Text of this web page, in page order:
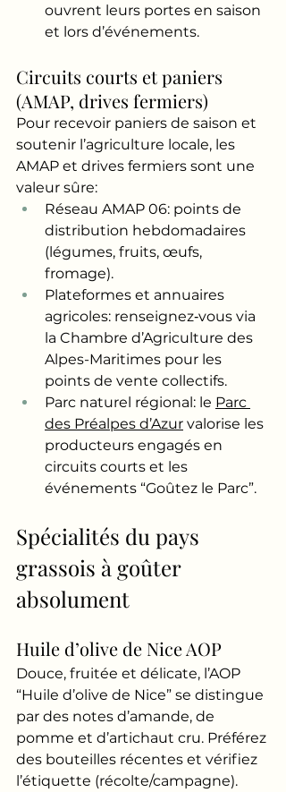
ouvrent leurs portes en saison
et lors d’événements.
Circuits courts et paniers
(AMAP, drives fermiers)
Pour recevoir paniers de saison et
soutenir l’agriculture locale, les
AMAP et drives fermiers sont une
valeur sûre:
Réseau AMAP 06: points de
distribution hebdomadaires
(légumes, fruits, œufs,
fromage).
Plateformes et annuaires
agricoles: renseignez‑vous via
la Chambre d’Agriculture des
Alpes-Maritimes pour les
points de vente collectifs.
Parc naturel régional: le Parc
des Préalpes d’Azur valorise les
producteurs engagés en
circuits courts et les
événements “Goûtez le Parc”.
Spécialités du pays
grassois à goûter
absolument
Huile d’olive de Nice AOP
Douce, fruitée et délicate, l’AOP
“Huile d’olive de Nice” se distingue
par des notes d’amande, de
pomme et d’artichaut cru. Préférez
des bouteilles récentes et vérifiez
l’étiquette (récolte/campagne).